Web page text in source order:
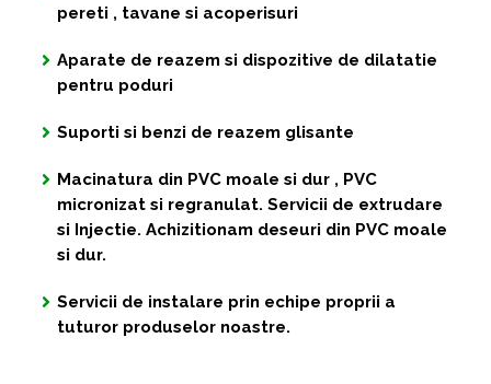
pereti , tavane si acoperisuri
Aparate de reazem si dispozitive de dilatatie
pentru poduri
Suporti si benzi de reazem glisante
Macinatura din PVC moale si dur , PVC
micronizat si regranulat. Servicii de extrudare
si Injectie. Achizitionam deseuri din PVC moale
si dur.
Servicii de instalare prin echipe proprii a
tuturor produselor noastre.